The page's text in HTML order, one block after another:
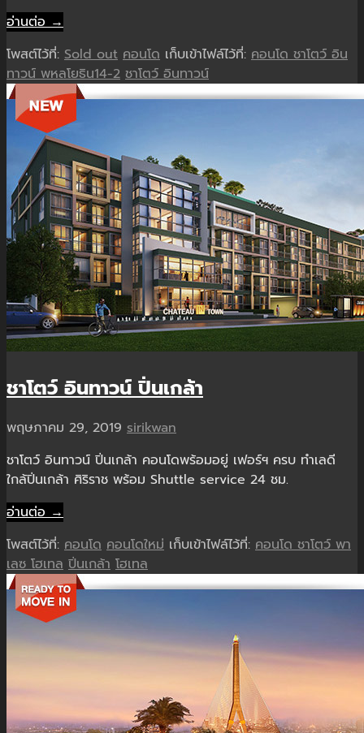
อ่านต่อ →
โพสต์ไว้ที่: Sold out คอนโด เก็บเข้าไฟล์ไว้ที่: คอนโด ชาโตว์ อิน
ทาวน์ พหลโยธิน14-2 ชาโตว์ อินทาวน์
ชาโตว์ อินทาวน์ ปิ่นเกล้า
พฤษภาคม 29, 2019 sirikwan
ชาโตว์ อินทาวน์ ปิ่นเกล้า คอนโดพร้อมอยู่ เฟอร์ฯ ครบ ทำเลดี
ใกล้ปิ่นเกล้า ศิริราช พร้อม Shuttle service 24 ชม.
อ่านต่อ →
โพสต์ไว้ที่: คอนโด คอนโดใหม่ เก็บเข้าไฟล์ไว้ที่: คอนโด ชาโตว์ พา
เลซ โฮเทล ปิ่นเกล้า โฮเทล